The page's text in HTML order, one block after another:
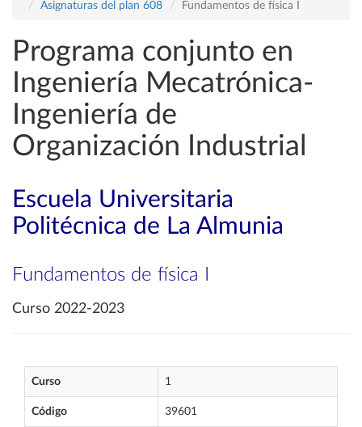
Asignaturas del plan 608
Fundamentos de física I
Programa conjunto en
Ingeniería Mecatrónica-
Ingeniería de
Organización Industrial
Escuela Universitaria
Politécnica de La Almunia
Fundamentos de física I
Curso 2022-2023
Curso 1
Código 39601